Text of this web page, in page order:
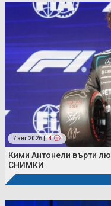
7 авг 2026 | 4
Кими Антонели върти
СНИМКИ